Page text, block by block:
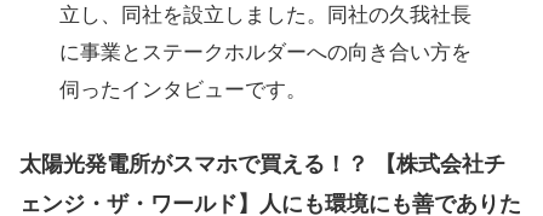
立し、同社を設立しました。同社の久我社長
に事業とステークホルダーへの向き合い方を
伺ったインタビューです。
太陽光発電所がスマホで買える！？ 【株式会社チ
ェンジ・ザ・ワールド】人にも環境にも善でありた